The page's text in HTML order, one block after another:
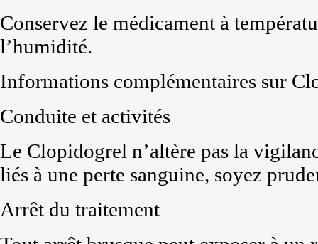
Conservez le médicament à
l’humidité.
Informations complémentaires sur
Conduite et activités
Le Clopidogrel n’altère pas la
liés à une perte sanguine, soyez
Arrêt du traitement